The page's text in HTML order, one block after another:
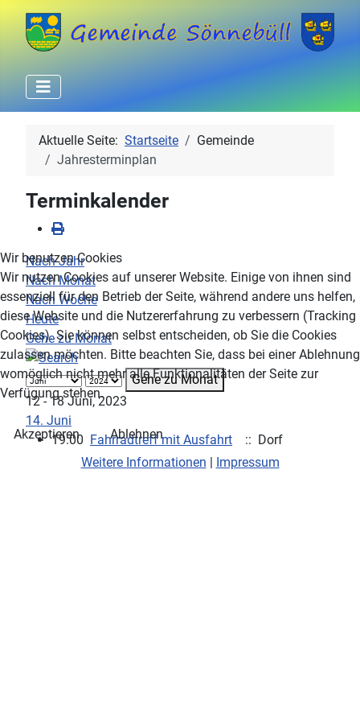
Aktuelle Seite: Startseite
Gemeinde
Jahresterminplan
Terminkalender
Nach Jahr
Nach Monat
Nach Woche
Heute
Gehe zu Monat
Gehe zu Monat
12 - 18 Juni, 2023
14. Juni
19:00 Fahrradtreff mit Ausfahrt :: Dorf
Wir benutzen Cookies
Wir nutzen Cookies auf unserer Website. Einige von ihnen sind
essenziell für den Betrieb der Seite, während andere uns helfen,
diese Website und die Nutzererfahrung zu verbessern (Tracking
Cookies). Sie können selbst entscheiden, ob Sie die Cookies
zulassen möchten. Bitte beachten Sie, dass bei einer Ablehnung
womöglich nicht mehr alle Funktionalitäten der Seite zur
Verfügung stehen.
Akzeptieren
Ablehnen
Weitere Informationen | Impressum